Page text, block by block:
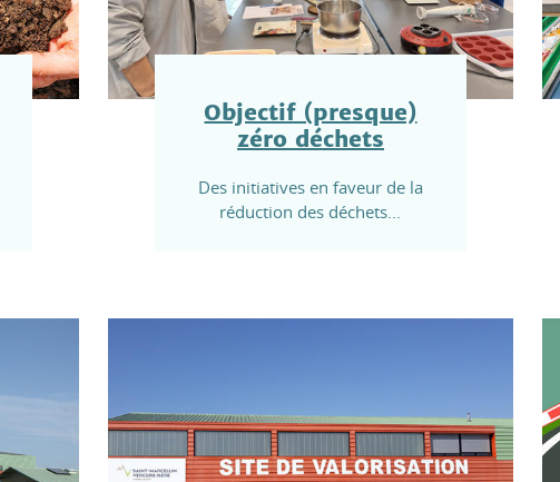
Objectif (presque)
zéro déchets
Des initiatives en faveur de la
réduction des déchets...